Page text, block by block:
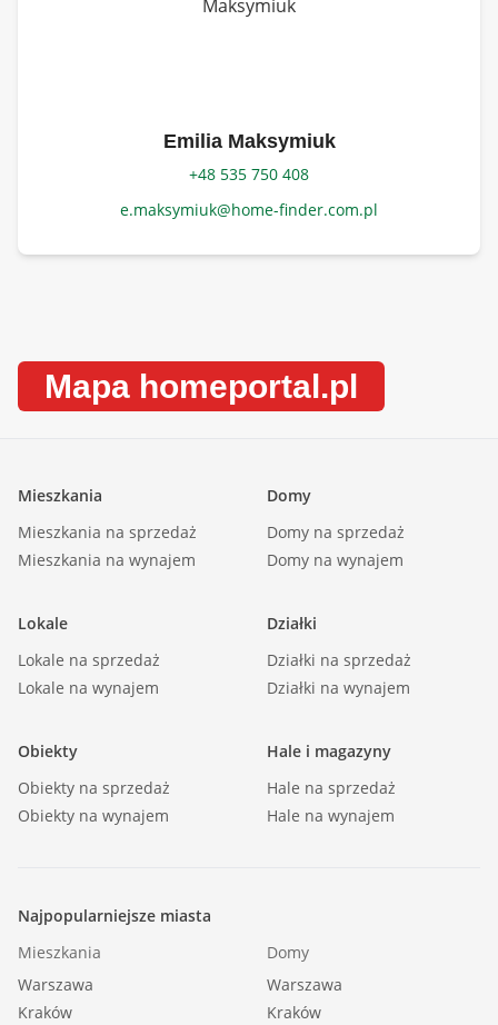
Emilia Maksymiuk
+48 535 750 408
e.maksymiuk@home-finder.com.pl
Mapa homeportal.pl
Mieszkania
Mieszkania na sprzedaż
Mieszkania na wynajem
Domy
Domy na sprzedaż
Domy na wynajem
Lokale
Lokale na sprzedaż
Lokale na wynajem
Działki
Działki na sprzedaż
Działki na wynajem
Obiekty
Obiekty na sprzedaż
Obiekty na wynajem
Hale i magazyny
Hale na sprzedaż
Hale na wynajem
Najpopularniejsze miasta
Mieszkania
Warszawa
Kraków
Domy
Warszawa
Kraków